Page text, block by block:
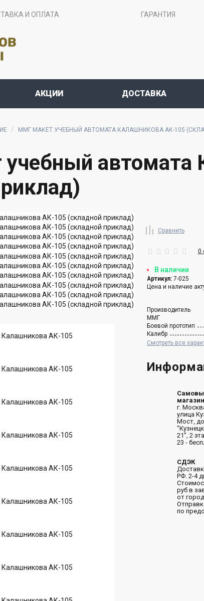
И ОПЛАТА ГАРАНТИЯ
АКЦИИ ДОСТАВКА
ММГ МАКЕТ УЧЕБНЫЙ АВТОМАТА КАЛАШНИКОВА АК-105
автомата
Сравнить
0
В наличии
Артикул:7-025
Цена и наличие
Производитель
ММГ
Боевой прототип
Калибр
Смотреть все
г.
улица
Мост,
21", 2
23 -
СДЭК
РФ. 2-4
руб в
от
по